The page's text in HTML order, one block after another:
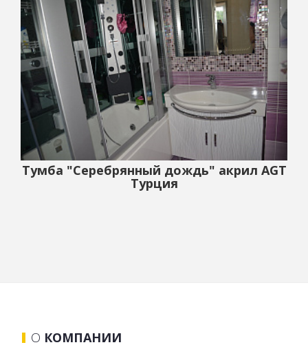
Тумба "Серебрянный дождь" акрил AGT
Турция
О КОМПАНИИ